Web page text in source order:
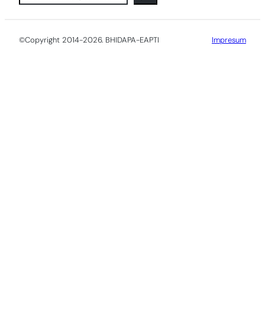
©Copyright 2014-2026. BHIDAPA-EAPTI Impresum